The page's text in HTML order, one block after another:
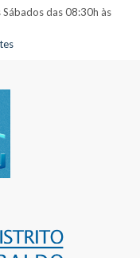
das 08:30h às